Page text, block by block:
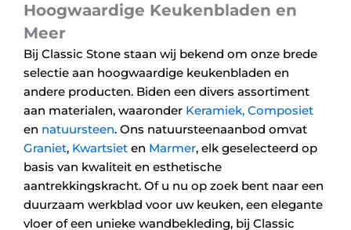
Hoogwaardige Keukenbladen en
Meer
Bij Classic Stone staan wij bekend om onze brede
selectie aan hoogwaardige keukenbladen en
andere producten. Biden een divers assortiment
aan materialen, waaronder Keramiek, Composiet
en natuursteen. Ons natuursteenaanbod omvat
Graniet, Kwartsiet en Marmer, elk geselecteerd op
basis van kwaliteit en esthetische
aantrekkingskracht. Of u nu op zoek bent naar een
duurzaam werkblad voor uw keuken, een elegante
vloer of een unieke wandbekleding, bij Classic